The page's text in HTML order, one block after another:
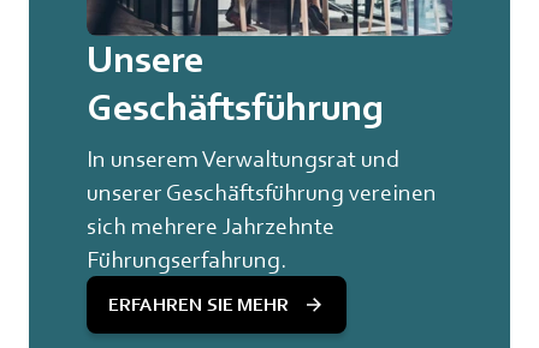
Unsere
Geschäftsführung
In unserem Verwaltungsrat und
unserer Geschäftsführung vereinen
sich mehrere Jahrzehnte
Führungserfahrung.
ERFAHREN SIE MEHR